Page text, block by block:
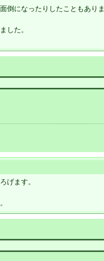
倒になったりしたこともあり
した。
げます。